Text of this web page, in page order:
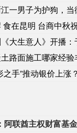
男子为护狗，当街猛
在昆明 台商中秋祝
生意人》开播：于正
面施工哪家经验丰富
手”推动银价上涨？